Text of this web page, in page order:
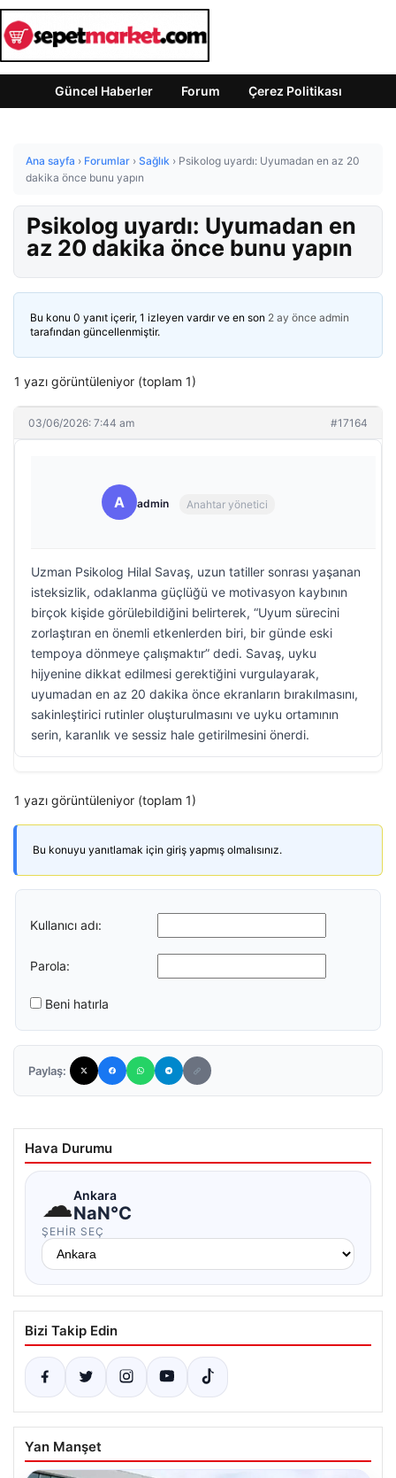
Güncel Haberler Forum Çerez Politikası
Ana sayfa › Forumlar › Sağlık › Psikolog uyardı: Uyumadan en az 20
dakika önce bunu yapın
Psikolog uyardı: Uyumadan en
az 20 dakika önce bunu yapın
Bu konu 0 yanıt içerir, 1 izleyen vardır ve en son 2 ay önce admin
tarafından güncellenmiştir.
1 yazı görüntüleniyor (toplam 1)
03/06/2026: 7:44 am #17164
A admin Anahtar yönetici
Uzman Psikolog Hilal Savaş, uzun tatiller sonrası yaşanan
isteksizlik, odaklanma güçlüğü ve motivasyon kaybının
birçok kişide görülebildiğini belirterek, “Uyum sürecini
zorlaştıran en önemli etkenlerden biri, bir günde eski
tempoya dönmeye çalışmaktır” dedi. Savaş, uyku
hijyenine dikkat edilmesi gerektiğini vurgulayarak,
uyumadan en az 20 dakika önce ekranların bırakılmasını,
sakinleştirici rutinler oluşturulmasını ve uyku ortamının
serin, karanlık ve sessiz hale getirilmesini önerdi.
1 yazı görüntüleniyor (toplam 1)
Bu konuyu yanıtlamak için giriş yapmış olmalısınız.
Kullanıcı adı:
Parola:
Beni hatırla
Paylaş:
Hava Durumu
☁Ankara
NaN°C
ŞEHIR SEÇ
Bizi Takip Edin
Yan Manşet